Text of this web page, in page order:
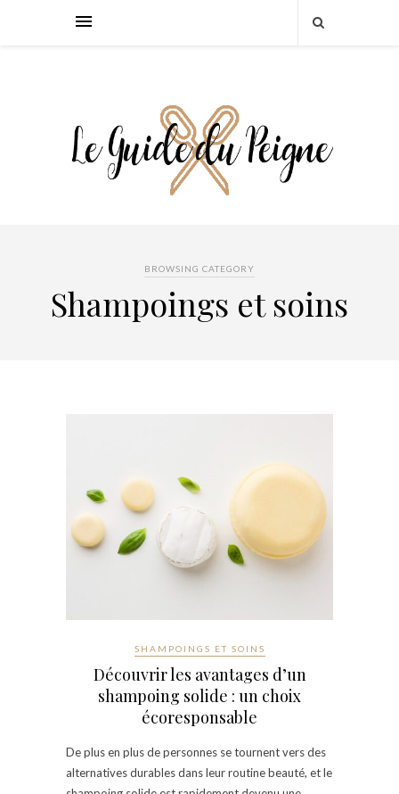
BROWSING CATEGORY
Shampoings et soins
SHAMPOINGS ET SOINS
Découvrir les avantages d’un
shampoing solide : un choix
écoresponsable
De plus en plus de personnes se tournent vers des
alternatives durables dans leur routine beauté, et le